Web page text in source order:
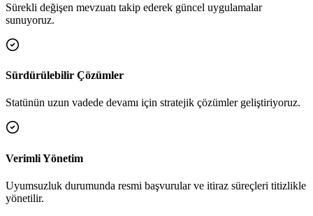
Sürekli değişen mevzuatı takip ederek güncel uygulamalar
sunuyoruz.
Sürdürülebilir Çözümler
Statünün uzun vadede devamı için stratejik çözümler geliştiriyoruz.
Verimli Yönetim
Uyumsuzluk durumunda resmi başvurular ve itiraz süreçleri titizlikle
yönetilir.